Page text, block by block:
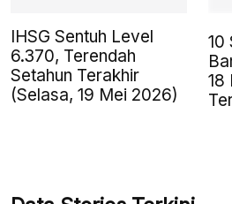
IHSG Sentuh Level
6.370, Terendah
Setahun Terakhir
(Selasa, 19 Mei 2026)
10
18